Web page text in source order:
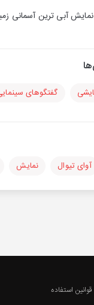
آبی ترین آسمانی
گفتگوهای
آوای تیوال نمایش
استفاده